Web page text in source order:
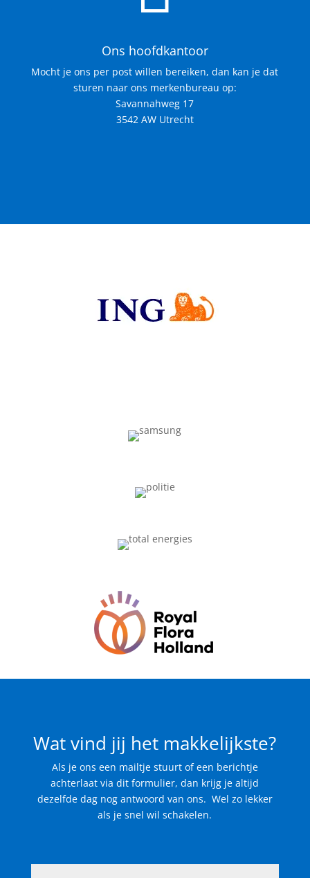
Ons hoofdkantoor
Mocht je ons per post willen bereiken, dan kan je dat
sturen naar ons merkenbureau op:
Savannahweg 17
3542 AW Utrecht
Wat vind jij het makkelijkste?
Als je ons een mailtje stuurt of een berichtje
achterlaat via dit formulier, dan krijg je altijd
dezelfde dag nog antwoord van ons. Wel zo lekker
als je snel wil schakelen.